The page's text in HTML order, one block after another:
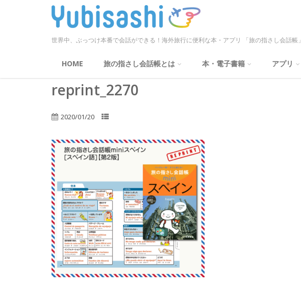
世界中、ぶっつけ本番で会話ができる！海外旅行に便利な本・アプリ 「旅の指さし会話帳」
HOME 旅の指さし会話帳とは 本・電子書籍 アプリ
reprint_2270
2020/01/20